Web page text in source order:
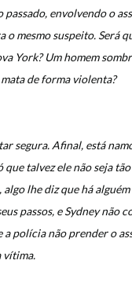
passado, envolvendo o
o mesmo suspeito. Será
York? Um homem
de forma violenta?
segura. Afinal, está
que talvez ele não seja
algo lhe diz que há
passos, e Sydney não
a polícia não prender o
vítima.